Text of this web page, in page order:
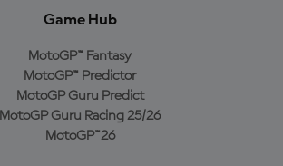
Game Hub
MotoGP™ Fantasy
MotoGP™ Predictor
MotoGP Guru Predict
MotoGP Guru Racing 25/26
MotoGP™26